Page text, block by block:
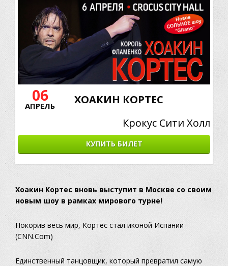
06
АПРЕЛЬ
ХОАКИН КОРТЕС
Крокус Сити Холл
КУПИТЬ БИЛЕТ
Хоакин Кортес вновь выступит в Москве со своим
новым шоу в рамках мирового турне!
Покорив весь мир, Кортес стал иконой Испании
(CNN.Com)
Единственный танцовщик, который превратил самую